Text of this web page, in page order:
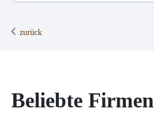
zurück
Beliebte Firmen